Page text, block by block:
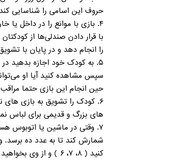
حروف این اسامی را شناسایی
۴. بازی با موانع را در داخل یا
با قرار دادن صندلی‌ها از
را انجام دهد و در پایان با
۵. به کودک خود اجازه بدهید
سپس مشاهده کنید آیا او
حین انجام اين بازی حتما
۶. کودک را تشویق به بازی های
های بزرگ و قدیمی برای لباس
کنید ( ۸، ۷، ۶ ) و از وی بخواهید بقیه اعداد را رو به پایین شمارش کند.